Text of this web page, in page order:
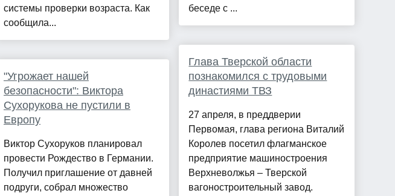
системы проверки возраста. Как
сообщила...
"Угрожает нашей
безопасности": Виктора
Сухорукова не пустили в
Европу
Виктор Сухоруков планировал
провести Рождество в Германии.
Получил приглашение от давней
подруги, собрал множество
беседе с ...
Глава Тверской области
познакомился с трудовыми
династиями ТВЗ
27 апреля, в преддверии
Первомая, глава региона Виталий
Королев посетил флагманское
предприятие машиностроения
Верхневолжья – Тверской
вагоностроительный завод.